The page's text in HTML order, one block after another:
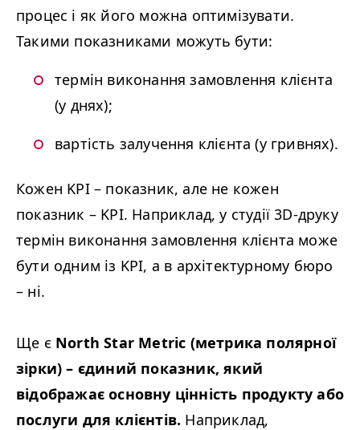
процес і як його можна оптимізувати.
Такими показниками можуть бути:
термін виконання замовлення клієнта
(у днях);
вартість залучення клієнта (у гривнях).
Кожен KPI– показник, але не кожен
показник – KPI. Наприклад, у студії 3D-друку
термін виконання замовлення клієнта може
бути одним із KPI, а в архітектурному бюро
– ні.
Ще є North Star Metric (метрика полярної
зірки) – єдиний показник, який
відображає основну цінність продукту або
послуги для клієнтів. Наприклад,